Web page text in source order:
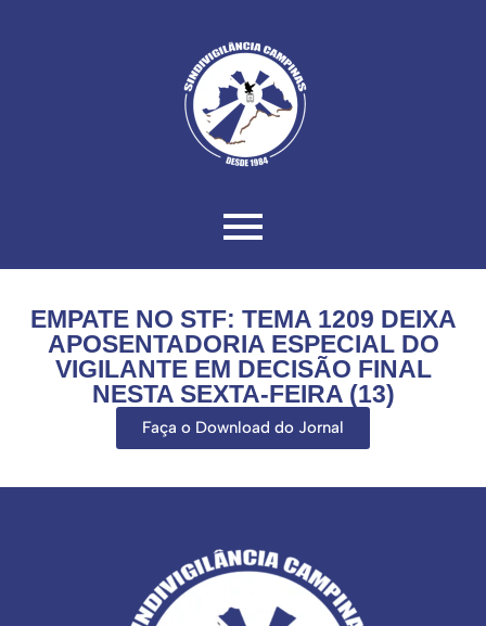
EMPATE NO STF: TEMA 1209 DEIXA
APOSENTADORIA ESPECIAL DO
VIGILANTE EM DECISÃO FINAL
NESTA SEXTA-FEIRA (13)
Faça o Download do Jornal